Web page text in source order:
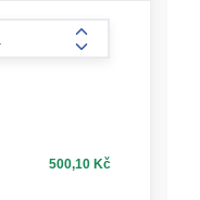
form.increase-
500,10 Kč